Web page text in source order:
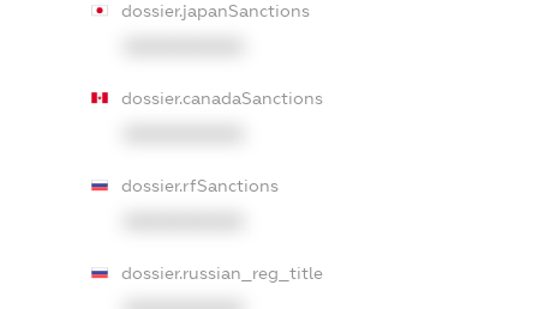
dossier.japanSanctions
dossier.canadaSanctions
dossier.rfSanctions
dossier.russian_reg_title